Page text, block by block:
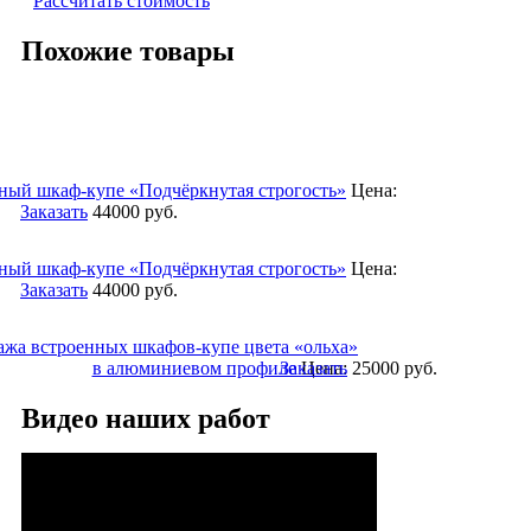
Похожие товары
шкаф-купе «Подчёркнутая строгость» Цена:
44000руб.
Заказать
шкаф-купе «Подчёркнутая строгость» Цена:
44000руб.
Заказать
встроенных шкафов-купе цвета «ольха»
в алюминиевом профиле Цена: 25000руб.
Заказать
Видео наших работ